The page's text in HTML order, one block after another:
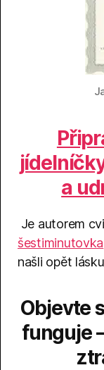
a
Je autorem
šestiminutovka
našli opět
Objevte
funguje